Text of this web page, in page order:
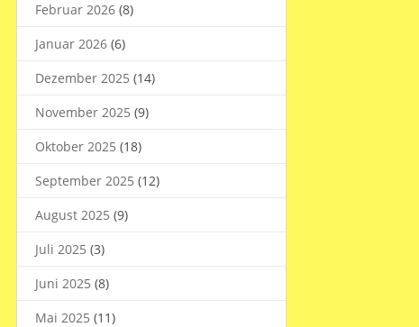
Februar 2026 (8)
Januar 2026 (6)
Dezember 2025 (14)
November 2025 (9)
Oktober 2025 (18)
September 2025 (12)
August 2025 (9)
Juli 2025 (3)
Juni 2025 (8)
Mai 2025 (11)